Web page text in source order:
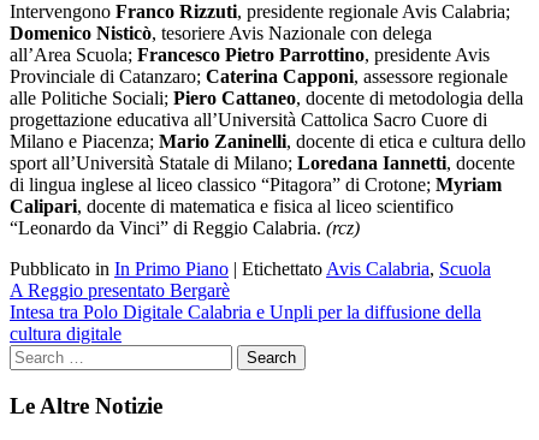
Intervengono Franco Rizzuti, presidente regionale Avis Calabria;
Domenico Nisticò, tesoriere Avis Nazionale con delega
all’Area Scuola; Francesco Pietro Parrottino, presidente Avis
Provinciale di Catanzaro; Caterina Capponi, assessore regionale
alle Politiche Sociali; Piero Cattaneo, docente di metodologia della
progettazione educativa all’Università Cattolica Sacro Cuore di
Milano e Piacenza; Mario Zaninelli, docente di etica e cultura dello
sport all’Università Statale di Milano; Loredana Iannetti, docente
di lingua inglese al liceo classico “Pitagora” di Crotone; Myriam
Calipari, docente di matematica e fisica al liceo scientifico
“Leonardo da Vinci” di Reggio Calabria. (rcz)
Pubblicato in In Primo Piano | EtichettatoAvis Calabria, Scuola
Navigazione
articoli
A Reggio presentato Bergarè
Intesa tra Polo Digitale Calabria e Unpli per la diffusione della
cultura digitale
Le Altre Notizie